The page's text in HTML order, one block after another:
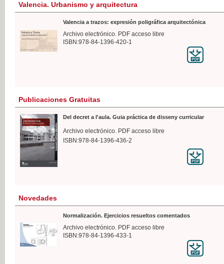
Valencia. Urbanismo y arquitectura
Valencia a trazos: expresión poligráfica arquitectónica
Archivo electrónico. PDF acceso libre
ISBN:978-84-1396-420-1
Publicaciones Gratuitas
Del decret a l'aula. Guia práctica de disseny curricular
Archivo electrónico. PDF acceso libre
ISBN:978-84-1396-436-2
Novedades
Normalización. Ejercicios resueltos comentados
Archivo electrónico. PDF acceso libre
ISBN:978-84-1396-433-1